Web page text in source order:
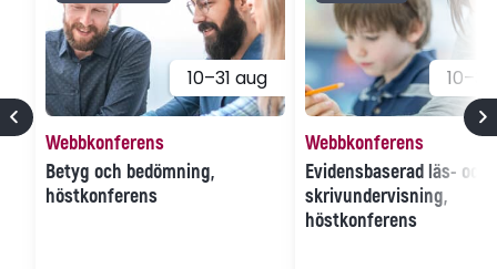
10–31 aug
Webbkonferens
Betyg och bedömning,
höstkonferens
Webbkonferens
Evidensbaserad läs- och
skrivundervisning,
höstkonferens